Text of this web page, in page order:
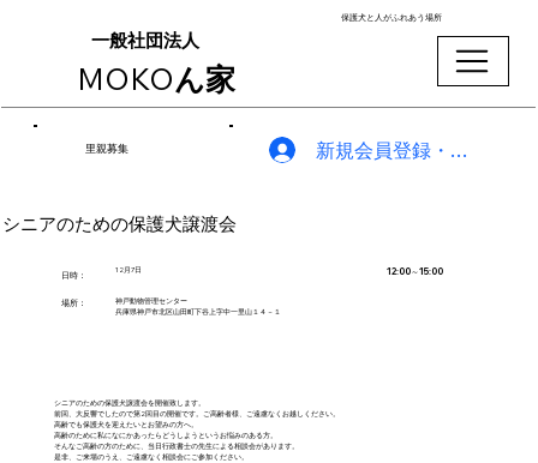
一般社団法人
MOKOん家
里親募集
保護犬と人がふれあう場所
新規会員登録・ログイン
シニアのための保護犬譲渡会
​日時：
場所：
12月7日 12:00～15:00
神戸動物管理センター
兵庫県神戸市北区山田町下谷上字中一里山１４－１
シニアのための保護犬譲渡会を開催致します。
前回、大反響でしたので第2回目の開催です。ご高齢者様、ご遠慮なくお越しください。
高齢でも保護犬を迎えたいとお望みの方へ。
高齢のために私になにかあったらどうしようというお悩みのある方。
そんなご高齢の方のために、当日行政書士の先生による相談会があります。
是非、ご来場のうえ、ご遠慮なく相談会にご参加ください。